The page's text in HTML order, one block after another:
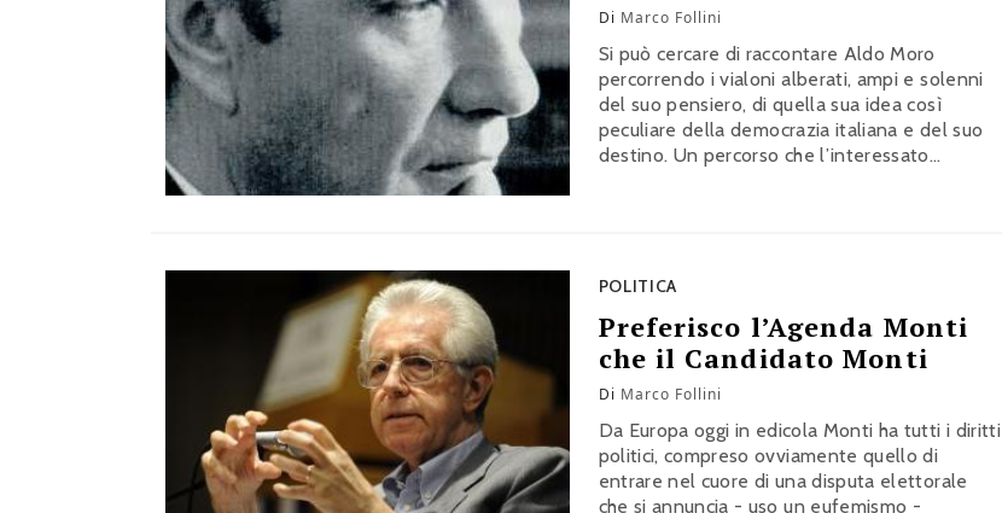
Di Marco Follini
Si può cercare di raccontare Aldo Moro
percorrendo i vialoni alberati, ampi e solenni
del suo pensiero, di quella sua idea così
peculiare della democrazia italiana e del suo
destino. Un percorso che l’interessato
POLITICA
Preferisco l’Agenda Monti
che il Candidato Monti
Di Marco Follini
Da Europa oggi in edicola Monti ha tutti i diritti
politici, compreso ovviamente quello di
entrare nel cuore di una disputa elettorale
che si annuncia - uso un eufemismo -